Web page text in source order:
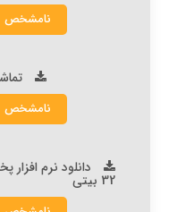
نامشخص
نامشخص
دانلود نرم
32 بیتی